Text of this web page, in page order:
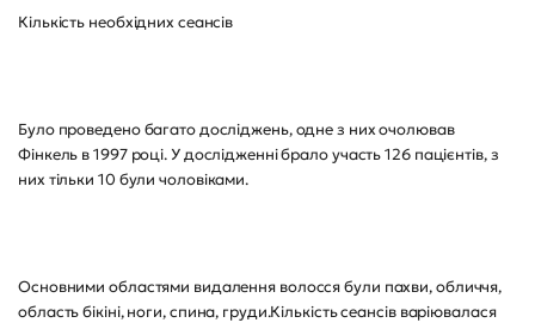
Кількість необхідних сеансів
Було проведено багато досліджень, одне з них очолював
Фінкель в 1997 році. У дослідженні брало участь 126 пацієнтів, з
них тільки 10 були чоловіками.
Основними областями видалення волосся були пахви, обличчя,
область бікіні, ноги, спина, груди.Кількість сеансів варіювалася